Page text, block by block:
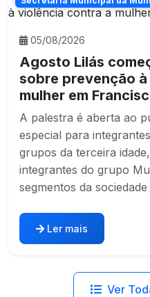
05/08/2026
Agosto Lilás
sobre prevenção
mulher em
A palestra é aberta ao
especial para
grupos da terceira
integrantes do grupo
segmentos da sociedade
Ler mais
Ver